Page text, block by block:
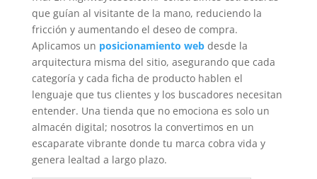
que guían al visitante de la mano, reduciendo la
fricción y aumentando el deseo de compra.
Aplicamos un posicionamiento webdesde la
arquitectura misma del sitio, asegurando que cada
categoría y cada ficha de producto hablen el
lenguaje que tus clientes y los buscadores necesitan
entender. Una tienda que no emociona es solo un
almacén digital; nosotros la convertimos en un
escaparate vibrante donde tu marca cobra vida y
genera lealtad a largo plazo.